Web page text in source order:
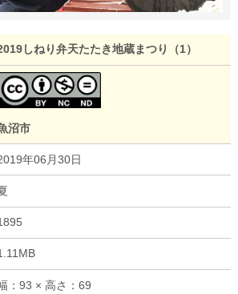
しねり弁天たたき地蔵まつり（1）
沼市
年06月30日
：93 × 高さ：69